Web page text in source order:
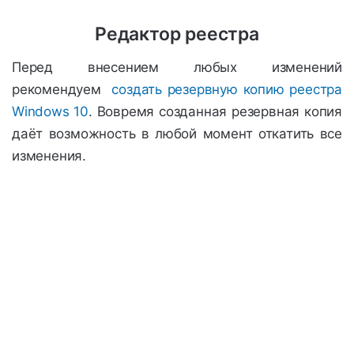
Редактор реестра
Перед внесением любых изменений
рекомендуемсоздать резервную копию реестра
Windows 10. Вовремя созданная резервная копия
даёт возможность в любой момент откатить все
изменения.